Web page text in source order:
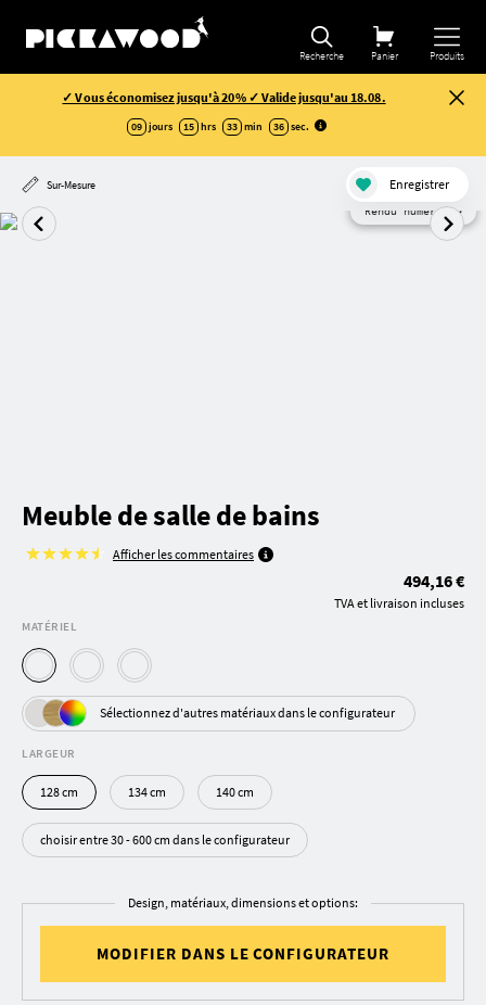
Recherche Panier Produits
✓ Vous économisez jusqu'à 20% ✓ Valide jusqu'au 18.08.
09 jours 15 hrs 33 min 36 sec.
Sur-Mesure Enregistrer
Rendu numérique
Meuble de salle de bains
Afficher les commentaires
494,16 €
TVA et livraison incluses
MATÉRIEL
Sélectionnez d'autres matériaux dans le configurateur
LARGEUR
128 cm 134 cm 140 cm
choisir entre 30 - 600 cm dans le configurateur
Design, matériaux, dimensions et options:
MODIFIER DANS LE CONFIGURATEUR